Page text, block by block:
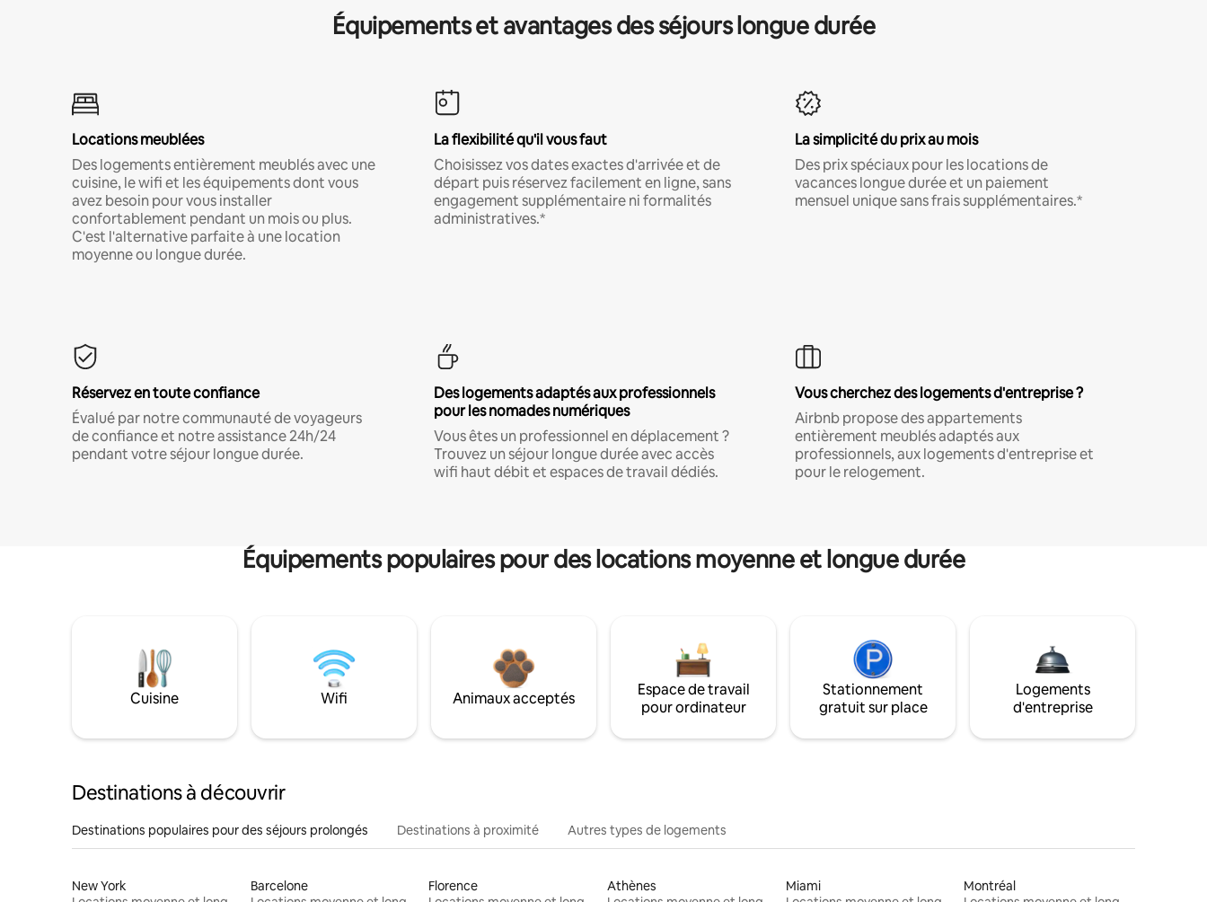
Équipements et avantages des séjours longue durée
Locations meublées
Des logements entièrement meublés avec une
cuisine, le wifi et les équipements dont vous
avez besoin pour vous installer
confortablement pendant un mois ou plus.
C'est l'alternative parfaite à une location
moyenne ou longue durée.
La flexibilité qu'il vous faut
Choisissez vos dates exactes d'arrivée et de
départ puis réservez facilement en ligne, sans
engagement supplémentaire ni formalités
administratives.*
La simplicité du prix au mois
Des prix spéciaux pour les locations de
vacances longue durée et un paiement
mensuel unique sans frais supplémentaires.*
Réservez en toute confiance
Évalué par notre communauté de voyageurs
de confiance et notre assistance 24h/24
pendant votre séjour longue durée.
Des logements adaptés aux professionnels
pour les nomades numériques
Vous êtes un professionnel en déplacement ?
Trouvez un séjour longue durée avec accès
wifi haut débit et espaces de travail dédiés.
Vous cherchez des logements d'entreprise ?
Airbnb propose des appartements
entièrement meublés adaptés aux
professionnels, aux logements d'entreprise et
pour le relogement.
Équipements populaires pour des locations moyenne et longue durée
Cuisine Wifi Animaux acceptés
Espace de travail
pour ordinateur
Stationnement
gratuit sur place
Logements
d'entreprise
Destinations à découvrir
Destinations populaires pour des séjours prolongés Destinations à proximité Autres types de logements
New York
Barcelone
Florence
Athènes
Miami
Montréal